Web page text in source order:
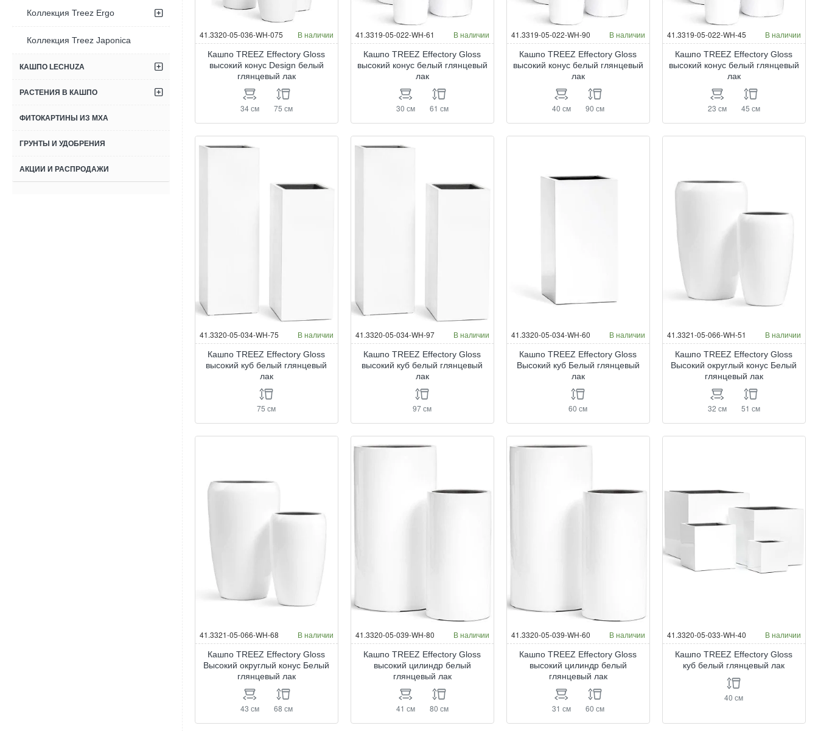
Коллекция Treez Ergo
Коллекция Treez Japonica
КАШПО LECHUZA
РАСТЕНИЯ В КАШПО
ФИТОКАРТИНЫ ИЗ МХА
ГРУНТЫ И УДОБРЕНИЯ
АКЦИИ И РАСПРОДАЖИ
41.3320-05-036-WH-075 В наличии
Кашпо TREEZ Effectory Gloss
высокий конус Design белый
глянцевый лак
34 см 75 см
41.3319-05-022-WH-61 В наличии
Кашпо TREEZ Effectory Gloss
высокий конус белый глянцевый
лак
30 см 61 см
41.3319-05-022-WH-90 В наличии
Кашпо TREEZ Effectory Gloss
высокий конус белый глянцевый
лак
40 см 90 см
41.3319-05-022-WH-45 В наличии
Кашпо TREEZ Effectory Gloss
высокий конус белый глянцевый
лак
23 см 45 см
41.3320-05-034-WH-75 В наличии
Кашпо TREEZ Effectory Gloss
высокий куб белый глянцевый
лак
75 см
41.3320-05-034-WH-97 В наличии
Кашпо TREEZ Effectory Gloss
высокий куб белый глянцевый
лак
97 см
41.3320-05-034-WH-60 В наличии
Кашпо TREEZ Effectory Gloss
Высокий куб Белый глянцевый
лак
60 см
41.3321-05-066-WH-51 В наличии
Кашпо TREEZ Effectory Gloss
Высокий округлый конус Белый
глянцевый лак
32 см 51 см
41.3321-05-066-WH-68 В наличии
Кашпо TREEZ Effectory Gloss
Высокий округлый конус Белый
глянцевый лак
43 см 68 см
41.3320-05-039-WH-80 В наличии
Кашпо TREEZ Effectory Gloss
высокий цилиндр белый
глянцевый лак
41 см 80 см
41.3320-05-039-WH-60 В наличии
Кашпо TREEZ Effectory Gloss
высокий цилиндр белый
глянцевый лак
31 см 60 см
41.3320-05-033-WH-40 В наличии
Кашпо TREEZ Effectory Gloss
куб белый глянцевый лак
40 см